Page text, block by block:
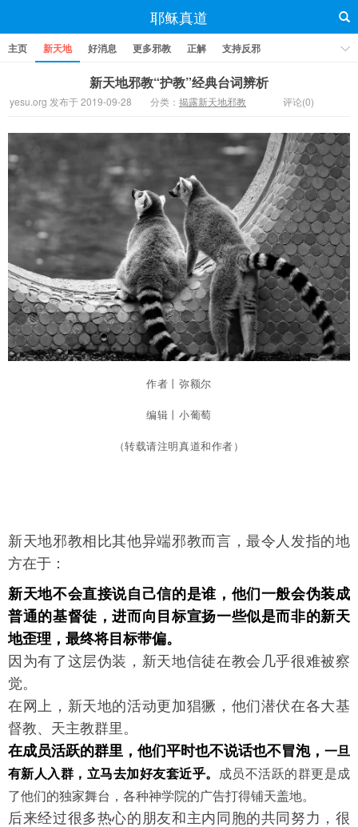
耶稣真道
主页 新天地 好消息 更多邪教 正解 支持反邪
新天地邪教“护教”经典台词辨析
yesu.org 发布于 2019-09-28 分类： 揭露新天地邪教 评论(0)
作者丨弥额尔
编辑丨小葡萄
（转载请注明真道和作者）
新天地邪教相比其他异端邪教而言，最令人发指的地
方在于：
新天地不会直接说自己信的是谁，他们一般会伪装成
普通的基督徒，进而向目标宣扬一些似是而非的新天
地歪理，最终将目标带偏。
因为有了这层伪装，新天地信徒在教会几乎很难被察
觉。
在网上，新天地的活动更加猖獗，他们潜伏在各大基
督教、天主教群里。
在成员活跃的群里，他们平时也不说话也不冒泡， 一旦
有新人入群，立马去加好友套近乎。 成员不活跃的群更是成
了他们的独家舞台，各种神学院的广告打得铺天盖地。
后来经过很多热心的朋友和主内同胞的共同努力，很